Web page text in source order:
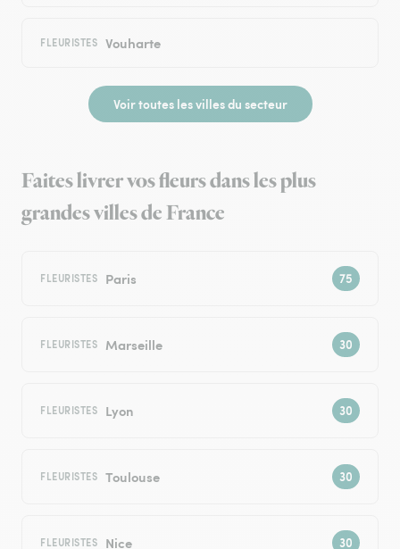
FLEURISTES Vouharte
Voir toutes les villes du secteur
Faites livrer vos fleurs dans les plus
grandes villes de France
FLEURISTES Paris
FLEURISTES Marseille
FLEURISTES Lyon
FLEURISTES Toulouse
FLEURISTES Nice